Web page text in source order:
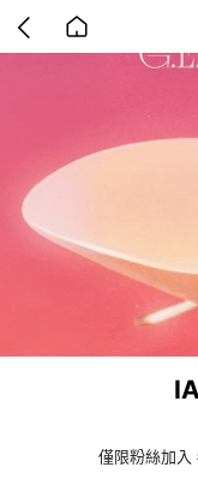
back
to
僅限粉絲加入